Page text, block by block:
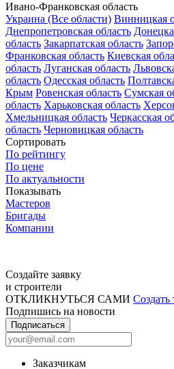
Ивано-Франковская область
Украина (Все области) Винницкая
Днепропетровская область
область Закарпатская область
Франковская область Киевская
область Луганская область
область Одесская область
Крым Ровенская область Сумская
область Харьковская область
Хмельницкая область Черкасская
область Черновицкая область
Сортировать
По рейтингу
По цене
По актуальности
Показывать
Мастеров
Бригады
Компании
Создайте заявку
и строители
ОТКЛИКНУТЬСЯ САМИ Создать
Подпишись на новости
Подписаться
Заказчикам